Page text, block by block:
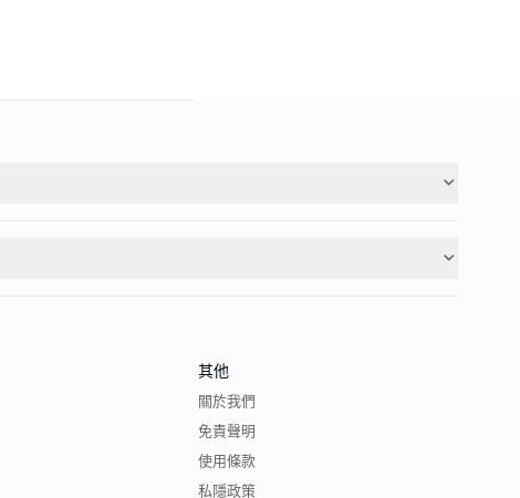
其他
關於我們
免責聲明
使用條款
私隱政策